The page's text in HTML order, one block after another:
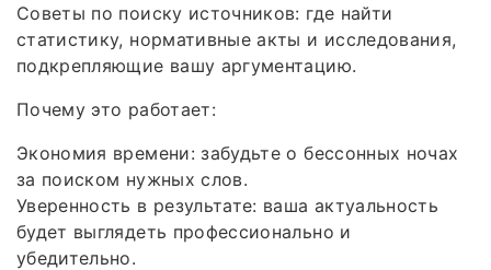
Советы по поиску источников: где найти
статистику, нормативные акты и исследования,
подкрепляющие вашу аргументацию.
Почему это работает:
Экономия времени: забудьте о бессонных ночах
за поиском нужных слов.
Уверенность в результате: ваша актуальность
будет выглядеть профессионально и
убедительно.